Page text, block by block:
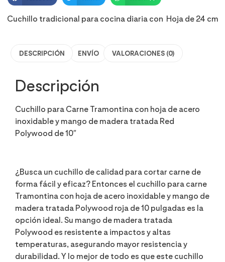
Cuchillo tradicional para cocina diaria con Hoja de 24 cm
DESCRIPCIÓN ENVÍO VALORACIONES (0)
Descripción
Cuchillo para Carne Tramontina con hoja de acero
inoxidable y mango de madera tratada Red
Polywood de 10″
¿Busca un cuchillo de calidad para cortar carne de
forma fácil y eficaz? Entonces el cuchillo para carne
Tramontina con hoja de acero inoxidable y mango de
madera tratada Polywood roja de 10 pulgadas es la
opción ideal. Su mango de madera tratada
Polywood es resistente a impactos y altas
temperaturas, asegurando mayor resistencia y
durabilidad. Y lo mejor de todo es que este cuchillo